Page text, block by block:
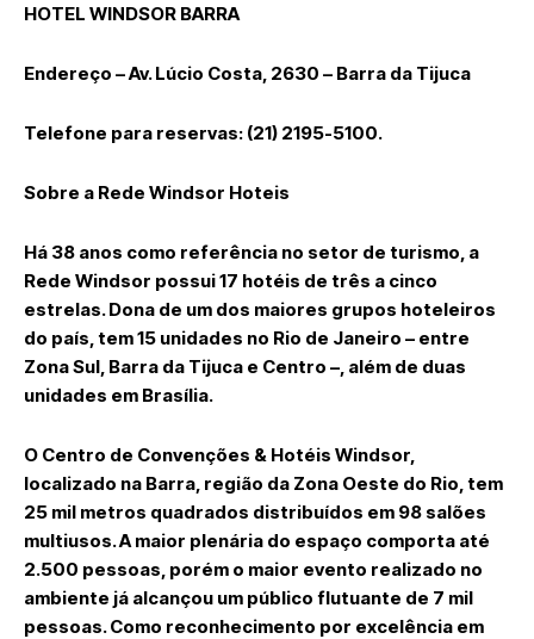
HOTEL WINDSOR BARRA
Endereço – Av. Lúcio Costa, 2630 – Barra da Tijuca
Telefone para reservas: (21) 2195-5100.
Sobre a Rede Windsor Hoteis
Há 38 anos como referência no setor de turismo, a
Rede Windsor possui 17 hotéis de três a cinco
estrelas. Dona de um dos maiores grupos hoteleiros
do país, tem 15 unidades no Rio de Janeiro – entre
Zona Sul, Barra da Tijuca e Centro –, além de duas
unidades em Brasília.
O Centro de Convenções & Hotéis Windsor,
localizado na Barra, região da Zona Oeste do Rio, tem
25 mil metros quadrados distribuídos em 98 salões
multiusos. A maior plenária do espaço comporta até
2.500 pessoas, porém o maior evento realizado no
ambiente já alcançou um público flutuante de 7 mil
pessoas. Como reconhecimento por excelência em